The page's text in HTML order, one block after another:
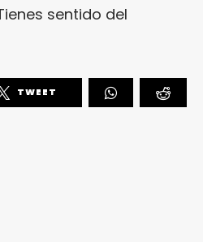
sentido del
TWEET